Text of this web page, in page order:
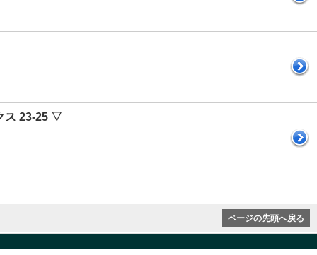
ス 23-25 ▽
ページの先頭へ戻る